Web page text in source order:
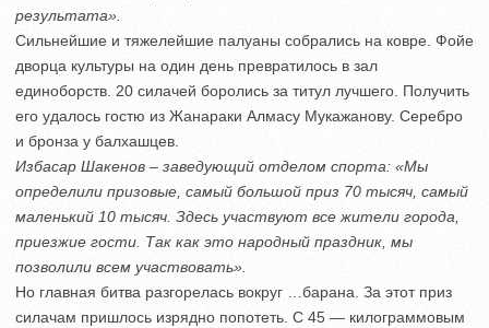
результата».
Сильнейшие и тяжелейшие палуаны собрались на ковре. Фойе
дворца культуры на один день превратилось в зал
единоборств. 20 силачей боролись за титул лучшего. Получить
его удалось гостю из Жанараки Алмасу Мукажанову. Серебро
и бронза у балхашцев.
Избасар Шакенов – заведующий отделом спорта: «Мы
определили призовые, самый большой приз 70 тысяч, самый
маленький 10 тысяч. Здесь участвуют все жители города,
приезжие гости. Так как это народный праздник, мы
позволили всем участвовать».
Но главная битва разгорелась вокруг …барана. За этот приз
силачам пришлось изрядно попотеть. С 45 — килограммовым